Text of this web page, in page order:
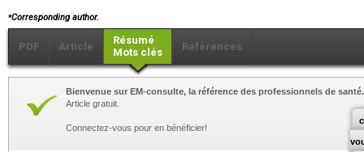
⁎Corresponding author.
PDF Article
Résumé
Mots clés
Références
Bienvenue sur EM-consulte, la référence des professionnels de santé.
Article gratuit.
Connectez-vous pour en bénéficier!